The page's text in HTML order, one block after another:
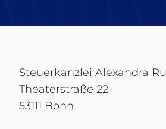
Steuerkanzlei Alexandra
Theaterstraße 22
53111 Bonn